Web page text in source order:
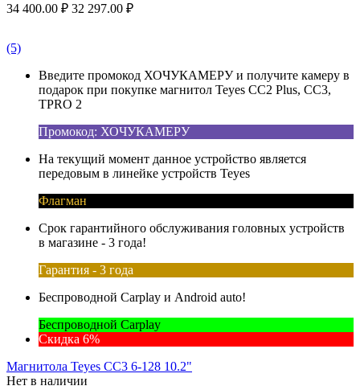
34 400.00 ₽ 32 297.00 ₽
(5)
Введите промокод ХОЧУКАМЕРУ и получите камеру в
подарок при покупке магнитол Teyes CC2 Plus, CC3,
TPRO 2
Промокод: ХОЧУКАМЕРУ
На текущий момент данное устройство является
передовым в линейке устройств Teyes
Флагман
Срок гарантийного обслуживания головных устройств
в магазине - 3 года!
Гарантия - 3 года
Беспроводной Carplay и Android auto!
Беспроводной Carplay
Скидка 6%
Магнитола Teyes CC3 6-128 10.2"
Нет в наличии